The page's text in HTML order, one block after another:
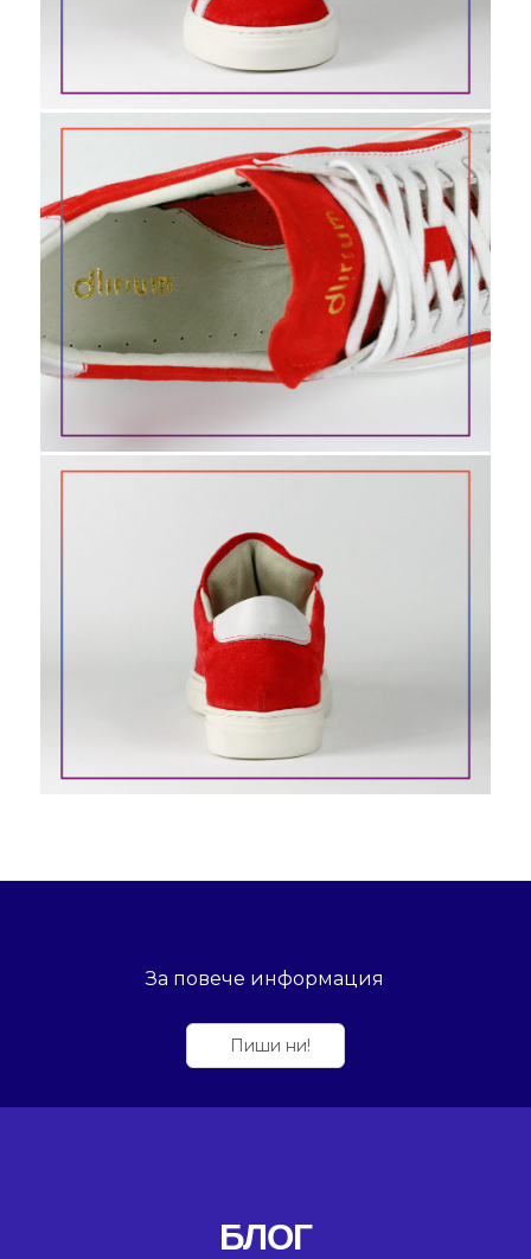
За повече информация
Пиши ни!
БЛОГ